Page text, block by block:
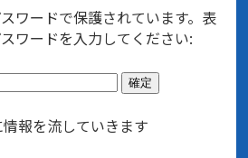
ワードで保護されています。表
ワードを入力してください:
報を流していきます